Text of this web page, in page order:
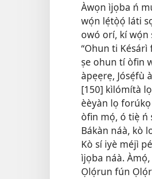
Àwọn ìjọba ń
wọ́n lẹ́tọ̀ọ́ láti
owó orí, kí wọ́n
“Ohun ti
ṣe ohun tí òfin
àpẹẹrẹ, Jósẹ́fù
[150] kìlómítà
èèyàn lọ forúkọ
òfin mọ́, ó tiẹ̀ ń
Bákàn náà, kò
Kò sí iyè méjì
ìjọba náà.
Ọlọ́run fún